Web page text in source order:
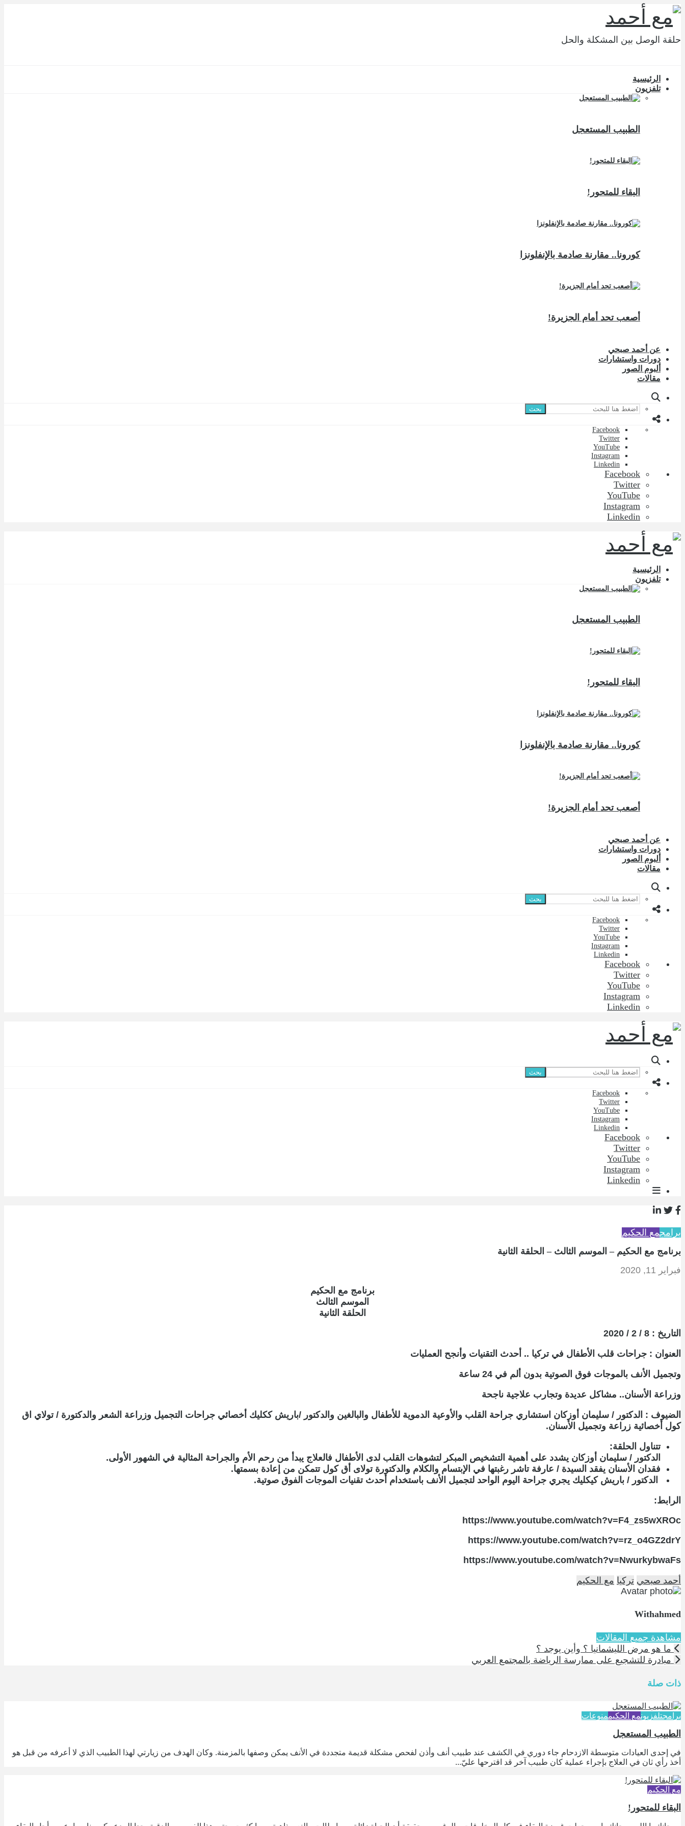
حلقة الوصل بين المشكلة والحل
الرئيسية
تلفزيون
الطبيب المستعجل
البقاء للمتحور!
كورونا.. مقارنة صادمة بالإنفلونزا
أصعب تحد أمام الجزيرة!
عن أحمد صبحي
دورات واستشارات
ألبوم الصور
مقالات
بحث
Facebook
Twitter
YouTube
Instagram
Linkedin
Facebook
Twitter
YouTube
Instagram
Linkedin
الرئيسية
تلفزيون
الطبيب المستعجل
البقاء للمتحور!
كورونا.. مقارنة صادمة بالإنفلونزا
أصعب تحد أمام الجزيرة!
عن أحمد صبحي
دورات واستشارات
ألبوم الصور
مقالات
بحث
Facebook
Twitter
YouTube
Instagram
Linkedin
Facebook
Twitter
YouTube
Instagram
Linkedin
بحث
Facebook
Twitter
YouTube
Instagram
Linkedin
Facebook
Twitter
YouTube
Instagram
Linkedin
برامجمع الحكيم
برنامج مع الحكيم – الموسم الثالث – الحلقة الثانية
فبراير 11, 2020
برنامج مع الحكيم
الموسم الثالث
الحلقة الثانية
التاريخ : 8 / 2 / 2020
العنوان : جراحات قلب الأطفال في تركيا .. أحدث التقنيات وأنجح العمليات
وتجميل الأنف بالموجات فوق الصوتية بدون ألم في 24 ساعة
وزراعة الأسنان.. مشاكل عديدة وتجارب علاجية ناجحة
الضيوف : الدكتور / سليمان أوزكان استشاري جراحة القلب والأوعية الدموية للأطفال والبالغين والدكتور /باريش ككليك أخصائي جراحات التجميل وزراعة الشعر والدكتورة / تولاي اق
كول أخصائية زراعة وتجميل الأسنان.
تتناول الحلقة:
الدكتور / سليمان أوزكان يشدد على أهمية التشخيص المبكر لتشوهات القلب لدى الأطفال فالعلاج يبدأ من رحم الأم والجراحة المثالية في الشهور الأولى.
فقدان الأسنان يفقد السيدة / عارفة تاشر رغبتها في الإبتسام والكلام والدكتورة تولاى أق كول تتمكن من إعادة بسمتها.
الدكتور / باريش كيكليك يجري جراحة اليوم الواحد لتجميل الأنف باستخدام أحدث تقنيات الموجات الفوق صوتية.
الرابط:
https://www.youtube.com/watch?v=F4_zs5wXROc
https://www.youtube.com/watch?v=rz_o4GZ2drY
https://www.youtube.com/watch?v=NwurkybwaFs
أحمد صبحي تركيا مع الحكيم
Withahmed
مشاهدة جميع المقالات
ما هو مرض الليشمانيا ؟ وأين يوجد ؟
مبادرة للتشجيع على ممارسة الرياضة بالمجتمع العربي
ذات صلة
برامجتلفزيونمع الحكيممنوعات
الطبيب المستعجل
في إحدى العيادات متوسطة الازدحام جاء دوري في الكشف عند طبيب أنف وأذن لفحص مشكلة قديمة متجددة في الأنف يمكن وصفها بالمزمنة. وكان الهدف من زيارتي لهذا الطبيب الذي لا أعرفه من قبل هو
أخذ رأي ثان في العلاج بإجراء عملية كان طبيب آخر قد اقترحها عليّ...
مع الحكيم
البقاء للمتحور!